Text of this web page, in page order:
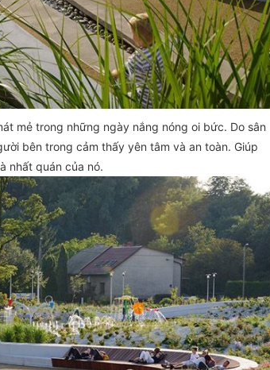
mẻ trong những ngày nắng nóng oi bức. Do sân
bên trong cảm thấy yên tâm và an toàn. Giúp
nhất quán của nó.